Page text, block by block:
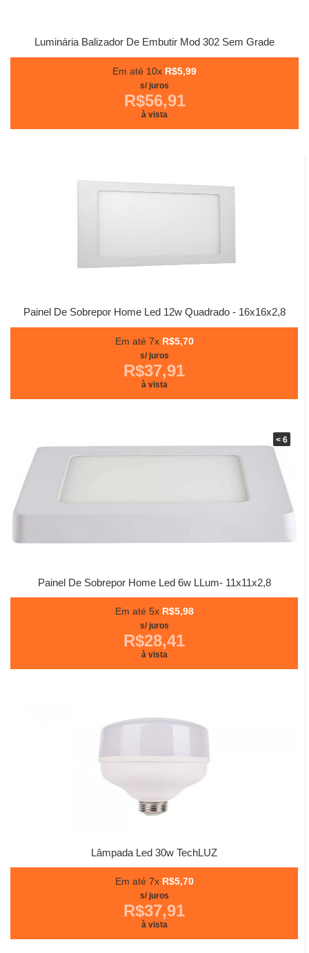
Luminária Balizador De Embutir Mod 302 Sem Grade
Em até 10x R$5,99
s/ juros
R$56,91
à vista
Painel De Sobrepor Home Led 12w Quadrado - 16x16x2,8
Em até 7x R$5,70
s/ juros
R$37,91
à vista
< 6
Painel De Sobrepor Home Led 6w LLum- 11x11x2,8
Em até 5x R$5,98
s/ juros
R$28,41
à vista
Lâmpada Led 30w TechLUZ
Em até 7x R$5,70
s/ juros
R$37,91
à vista